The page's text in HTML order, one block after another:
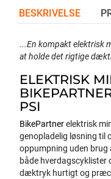
BESKRIVELSE
...En kompakt elektrisk
at holde det rigtige
ELEKTRISK
PSI
BikePartnerelektrisk
genopladelig løsning til
oppumpning uden brug
både hverdagscyklister
dæktryk hurtigt og